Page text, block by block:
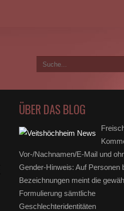
ÜBER DAS BLOG
Vor-/Nachnamen/E-Mail und
Gender-Hinweis: Auf Personen
Bezeichnungen meint die
Formulierung sämtliche
Geschlechteridentitäten